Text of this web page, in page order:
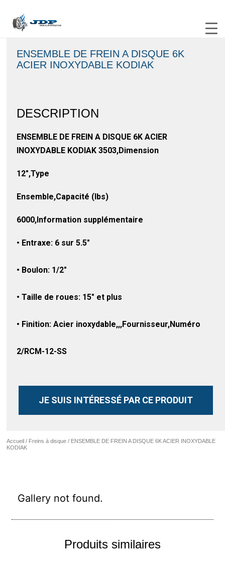
Accueil / Freins à disque / ENSEMBLE DE FREIN A DISQUE 6K ACIER INOXYDABLE
KODIAK
Gallery not found.
ENSEMBLE DE FREIN A DISQUE 6K
ACIER INOXYDABLE KODIAK
DESCRIPTION
ENSEMBLE DE FREIN A DISQUE 6K ACIER
INOXYDABLE KODIAK 3503,Dimension
12″,Type
Ensemble,Capacité (lbs)
6000,Information supplémentaire
• Entraxe: 6 sur 5.5″
• Boulon: 1/2″
• Taille de roues: 15″ et plus
• Finition: Acier inoxydable,,,Fournisseur,Numéro
2/RCM-12-SS
JE SUIS INTÉRESSÉ PAR CE PRODUIT
Produits similaires